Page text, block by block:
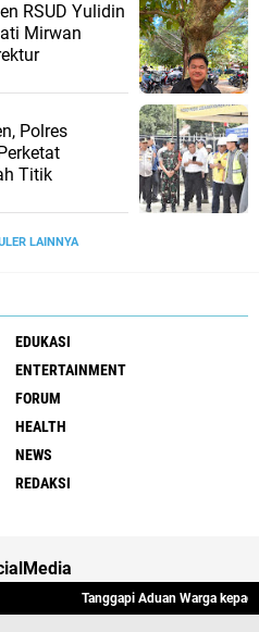
RSUD Yulidin
Mirwan
Polres
Titik
LAINNYA
EDUKASI
ENTERTAINMENT
FORUM
HEALTH
NEWS
REDAKSI
Tanggapi Aduan Warga